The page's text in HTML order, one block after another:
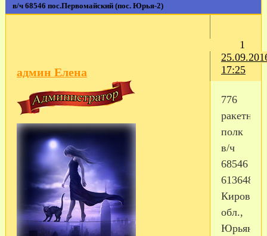
в/ч 68546 пос.Первомайский (пос. Юрья-2)
1
17:25
админ Елена
776
ракетный
полк
в/ч
68546
613648
обл.,